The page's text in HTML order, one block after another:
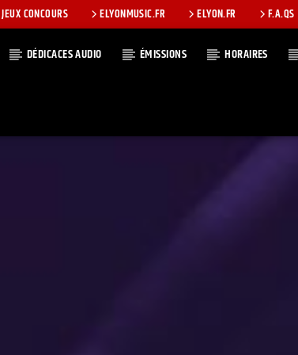
JEUX CONCOURS ELYONMUSIC.FR ELYON.FR F.A.QS
DÉDICACES AUDIO ÉMISSIONS HORAIRES